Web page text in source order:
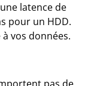
latence de
pour un HDD.
vos données.